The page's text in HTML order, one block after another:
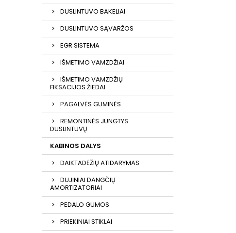
DUSLINTUVO BAKELIAI
DUSLINTUVO SĄVARŽOS
EGR SISTEMA
IŠMETIMO VAMZDŽIAI
IŠMETIMO VAMZDŽIŲ
FIKSACIJOS ŽIEDAI
PAGALVĖS GUMINĖS
REMONTINĖS JUNGTYS
DUSLINTUVŲ
KABINOS DALYS
DAIKTADĖŽIŲ ATIDARYMAS
DUJINIAI DANGČIŲ
AMORTIZATORIAI
PEDALO GUMOS
PRIEKINIAI STIKLAI